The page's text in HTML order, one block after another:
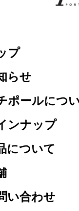
プ
らせ
ポールにつ
ンナップ
について
い合わせ